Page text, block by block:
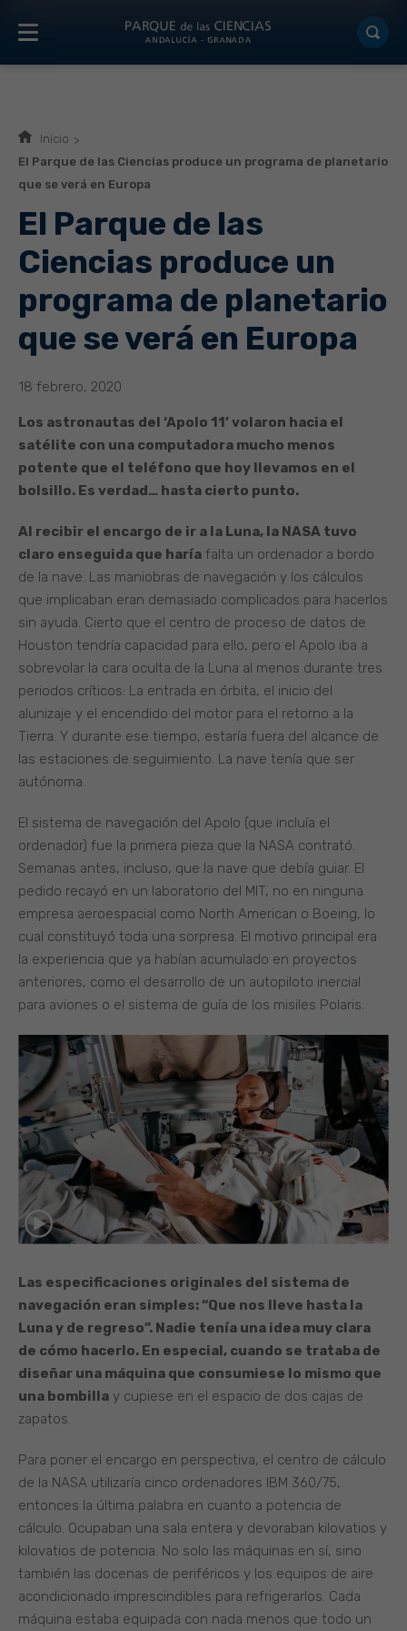
Inicio
El Parque de las Ciencias produce un programa de planetario
que se verá en Europa
El Parque de las
Ciencias produce un
programa de planetario
que se verá en Europa
18 febrero, 2020
Los astronautas del ‘Apolo 11’ volaron hacia el
satélite con una computadora mucho menos
potente que el teléfono que hoy llevamos en el
bolsillo. Es verdad… hasta cierto punto.
Al recibir el encargo de ir a la Luna, la NASA tuvo
claro enseguida que haría falta un ordenador a bordo
de la nave. Las maniobras de navegación y los cálculos
que implicaban eran demasiado complicados para hacerlos
sin ayuda. Cierto que el centro de proceso de datos de
Houston tendría capacidad para ello, pero el Apolo iba a
sobrevolar la cara oculta de la Luna al menos durante tres
periodos críticos: La entrada en órbita, el inicio del
alunizaje y el encendido del motor para el retorno a la
Tierra. Y durante ese tiempo, estaría fuera del alcance de
las estaciones de seguimiento. La nave tenía que ser
autónoma.
El sistema de navegación del Apolo (que incluía el
ordenador) fue la primera pieza que la NASA contrató.
Semanas antes, incluso, que la nave que debía guiar. El
pedido recayó en un laboratorio del MIT, no en ninguna
empresa aeroespacial como North American o Boeing, lo
cual constituyó toda una sorpresa. El motivo principal era
la experiencia que ya habían acumulado en proyectos
anteriores, como el desarrollo de un autopiloto inercial
para aviones o el sistema de guía de los misiles Polaris.
Las especificaciones originales del sistema de
navegación eran simples: “Que nos lleve hasta la
Luna y de regreso”. Nadie tenía una idea muy clara
de cómo hacerlo. En especial, cuando se trataba de
diseñar una máquina que consumiese lo mismo que
una bombilla y cupiese en el espacio de dos cajas de
zapatos.
Para poner el encargo en perspectiva, el centro de cálculo
de la NASA utilizaría cinco ordenadores IBM 360/75,
entonces la última palabra en cuanto a potencia de
cálculo. Ocupaban una sala entera y devoraban kilovatios y
kilovatios de potencia. No solo las máquinas en sí, sino
también las docenas de periféricos y los equipos de aire
acondicionado imprescindibles para refrigerarlos. Cada
máquina estaba equipada con nada menos que todo un